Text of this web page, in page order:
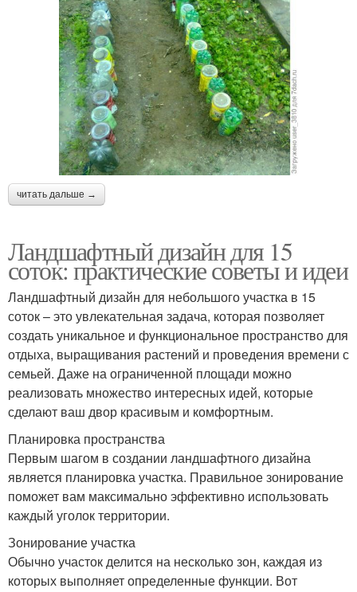
читать дальше →
Ландшафтный дизайн для 15
соток: практические советы и идеи
Ландшафтный дизайн для небольшого участка в 15
соток – это увлекательная задача, которая позволяет
создать уникальное и функциональное пространство для
отдыха, выращивания растений и проведения времени с
семьей. Даже на ограниченной площади можно
реализовать множество интересных идей, которые
сделают ваш двор красивым и комфортным.
Планировка пространства
Первым шагом в создании ландшафтного дизайна
является планировка участка. Правильное зонирование
поможет вам максимально эффективно использовать
каждый уголок территории.
Зонирование участка
Обычно участок делится на несколько зон, каждая из
которых выполняет определенные функции. Вот